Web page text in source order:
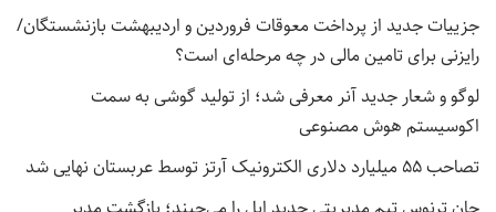
جزییات جدید از پرداخت معوقات فروردین و اردیبهشت بازنشستگان/
رایزنی برای تامین مالی در چه مرحله‌ای است؟
لوگو و شعار جدید آنر معرفی شد؛ از تولید گوشی به سمت
اکوسیستم هوش مصنوعی
تصاحب ۵۵ میلیارد دلاری الکترونیک آرتز توسط عربستان نهایی شد